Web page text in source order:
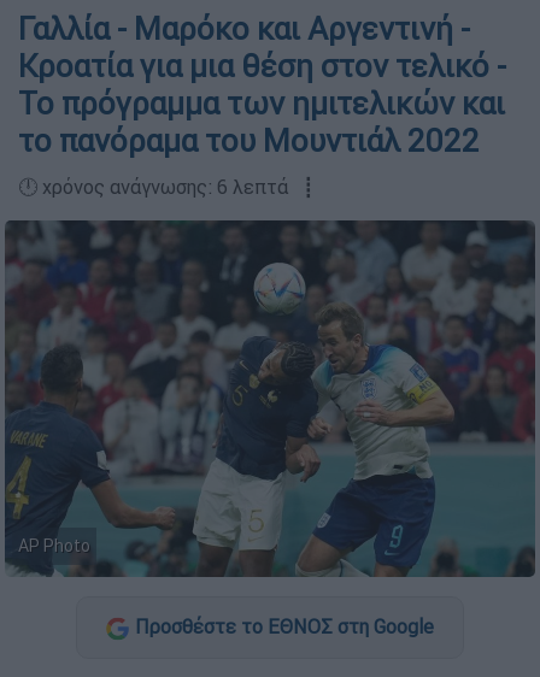
Γαλλία - Μαρόκο και Αργεντινή -
Κροατία για μια θέση στον τελικό -
Το πρόγραμμα των ημιτελικών και
το πανόραμα του Μουντιάλ 2022
🕛 χρόνος ανάγνωσης: 6 λεπτά ┋
AP Photo
Προσθέστε το ΕΘΝΟΣ στη Google